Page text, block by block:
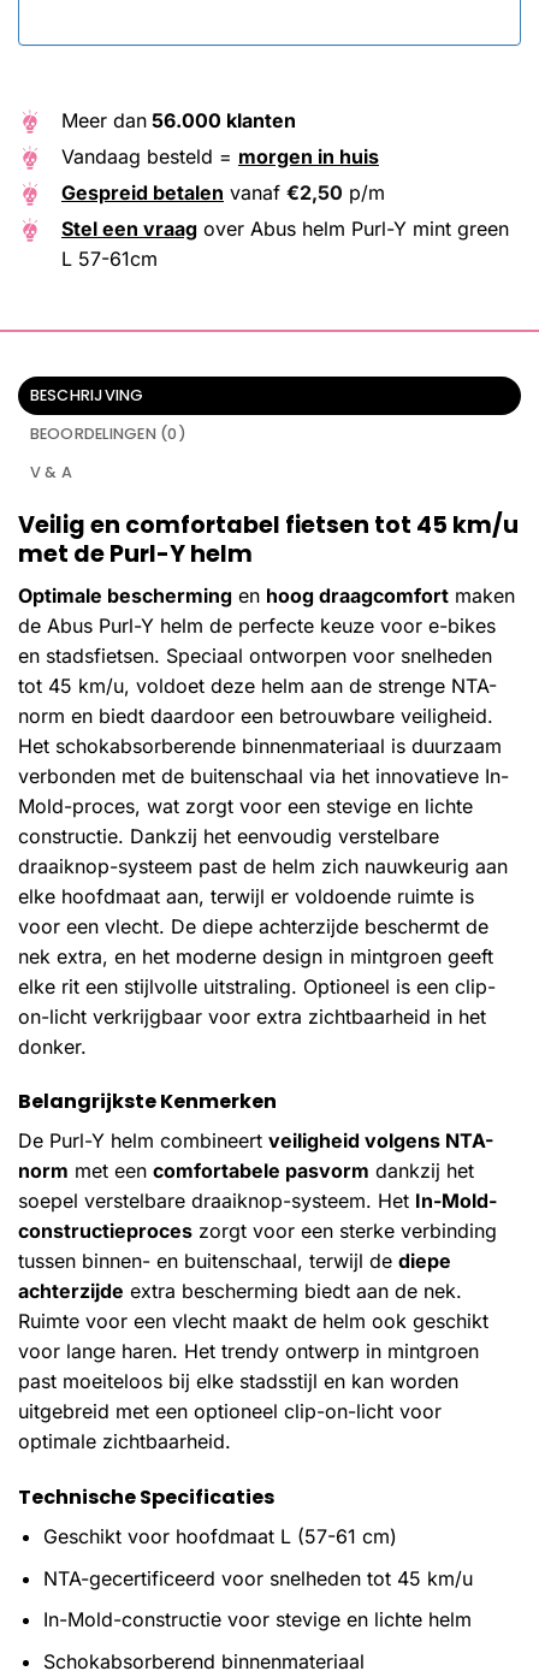
Meer dan 56.000 klanten
Vandaag besteld = morgen in huis
Gespreid betalen vanaf €2,50 p/m
Stel een vraag over Abus helm Purl-Y mint green
L 57-61cm
BESCHRIJVING
BEOORDELINGEN (0)
V & A
Veilig en comfortabel fietsen tot 45 km/u
met de Purl-Y helm
Optimale bescherming en hoog draagcomfort maken
de Abus Purl-Y helm de perfecte keuze voor e-bikes
en stadsfietsen. Speciaal ontworpen voor snelheden
tot 45 km/u, voldoet deze helm aan de strenge NTA-
norm en biedt daardoor een betrouwbare veiligheid.
Het schokabsorberende binnenmateriaal is duurzaam
verbonden met de buitenschaal via het innovatieve In-
Mold-proces, wat zorgt voor een stevige en lichte
constructie. Dankzij het eenvoudig verstelbare
draaiknop-systeem past de helm zich nauwkeurig aan
elke hoofdmaat aan, terwijl er voldoende ruimte is
voor een vlecht. De diepe achterzijde beschermt de
nek extra, en het moderne design in mintgroen geeft
elke rit een stijlvolle uitstraling. Optioneel is een clip-
on-licht verkrijgbaar voor extra zichtbaarheid in het
donker.
Belangrijkste Kenmerken
De Purl-Y helm combineert veiligheid volgens NTA-
norm met een comfortabele pasvorm dankzij het
soepel verstelbare draaiknop-systeem. Het In-Mold-
constructieproces zorgt voor een sterke verbinding
tussen binnen- en buitenschaal, terwijl de diepe
achterzijde extra bescherming biedt aan de nek.
Ruimte voor een vlecht maakt de helm ook geschikt
voor lange haren. Het trendy ontwerp in mintgroen
past moeiteloos bij elke stadsstijl en kan worden
uitgebreid met een optioneel clip-on-licht voor
optimale zichtbaarheid.
Technische Specificaties
Geschikt voor hoofdmaat L (57-61 cm)
NTA-gecertificeerd voor snelheden tot 45 km/u
In-Mold-constructie voor stevige en lichte helm
Schokabsorberend binnenmateriaal